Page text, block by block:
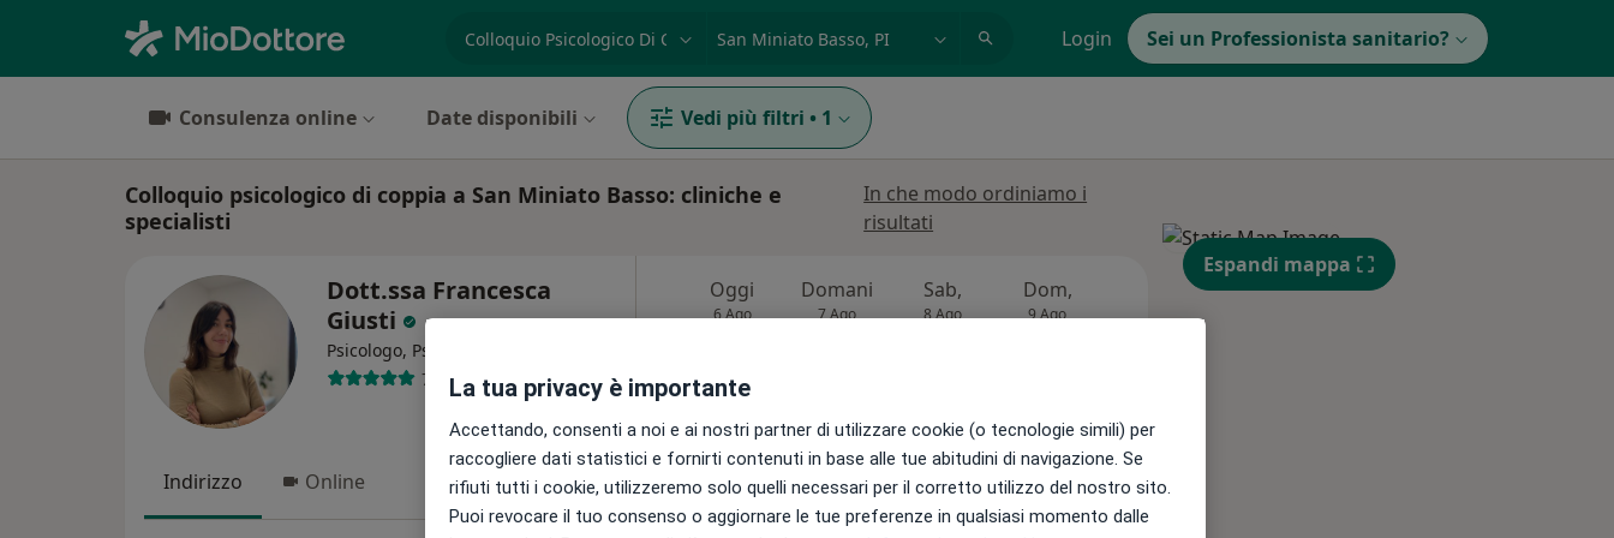
Login Sei un Professionista sanitario?
Consulenza online Date disponibili Vedi più filtri • 1
Colloquio psicologico di coppia a San Miniato Basso: cliniche e
specialisti
In che modo ordiniamo i
risultati
Dott.ssa Francesca
Giusti
Psicologo, Psicoterapeuta
7 recensioni
Indirizzo Online
Oggi
6 Ago
Domani
7 Ago
Sab,
8 Ago
Dom,
9 Ago 10 Ago
Mar, Mer,
Non ci sono agende disponibili!
Chiedi di attivare le prenotazioni online
Espandi mappa
La tua privacy è importante
Accettando, consenti a noi e ai nostri partner di utilizzare cookie (o tecnologie simili) per
raccogliere dati statistici e fornirti contenuti in base alle tue abitudini di navigazione. Se
rifiuti tutti i cookie, utilizzeremo solo quelli necessari per il corretto utilizzo del nostro sito.
Puoi revocare il tuo consenso o aggiornare le tue preferenze in qualsiasi momento dalle